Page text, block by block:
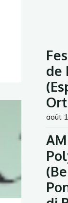
de
août